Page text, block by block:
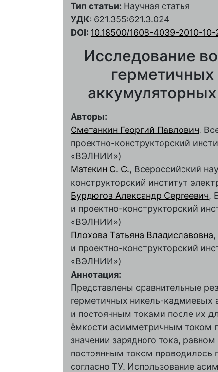
Тип статьи: Научная статья
УДК: 621.355:621.3.024
DOI: 10.18500/1608-4039-2010-
Исследование
Авторы:
Сметанкин Георгий Павлович,
проектно-конструкторский
«ВЭЛНИИ»)
Матекин С. С., Всероссийский
конструкторский институт
Бурдюгов Александр Сергеевич,
и проектно-конструкторский
«ВЭЛНИИ»)
Плохова Татьяна Владиславовна
и проектно-конструкторский
«ВЭЛНИИ»)
Аннотация:
Представлены сравнительные
герметичных никель-
и постоянным токами после их
ёмкости асимметричным током
значении зарядного тока,
постоянным током проводилось
согласно ТУ. Использование